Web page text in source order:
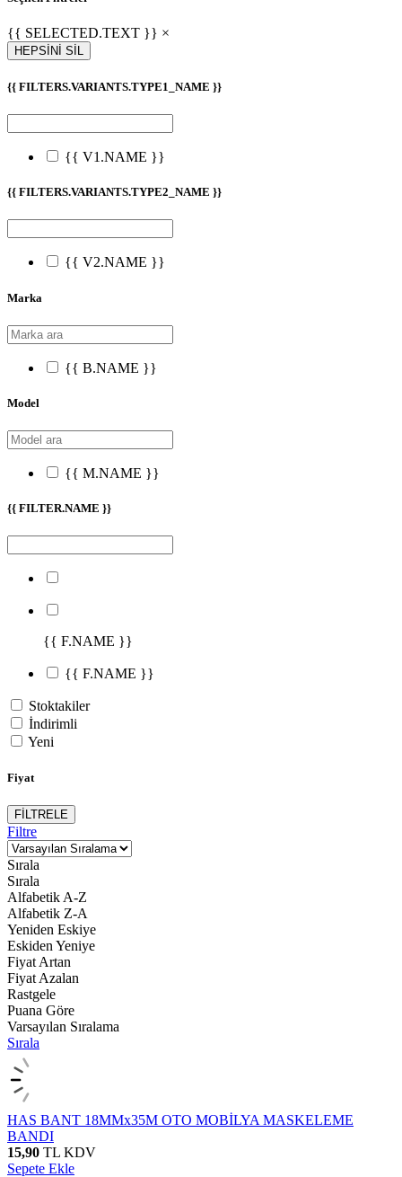
{{ SELECTED.TEXT }} ×
HEPSİNİ SİL
{{ FILTERS.VARIANTS.TYPE1_NAME }}
{{ V1.NAME }}
{{ FILTERS.VARIANTS.TYPE2_NAME }}
{{ V2.NAME }}
Marka
{{ B.NAME }}
Model
{{ M.NAME }}
{{ FILTER.NAME }}
{{ F.NAME }}
{{ F.NAME }}
Stoktakiler
İndirimli
Yeni
Fiyat
FİLTRELE
Filtre
Sırala
Sırala
Alfabetik A-Z
Alfabetik Z-A
Yeniden Eskiye
Eskiden Yeniye
Fiyat Artan
Fiyat Azalan
Rastgele
Puana Göre
Varsayılan Sıralama
Sırala
HAS BANT 18MMx35M OTO MOBİLYA MASKELEME
BANDI
15,90 TL KDV
Sepete Ekle